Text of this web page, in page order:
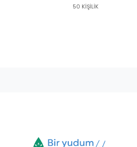
50 KİŞİLİK